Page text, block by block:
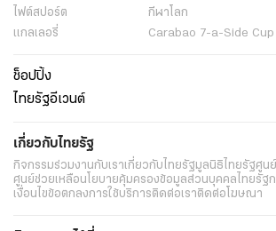
ไฟต์สปอร์ต
กีฬาโลก
แกลเลอรี่
Carabao 7-a-Side Cup
ช็อปปิ้ง
ไทยรัฐอีเวนต์
เกี่ยวกับไทยรัฐ
กิจกรรมร่วมงานกับเราเกี่ยวกับไทยรัฐมูลนิธิไทยรัฐศูน
ศูนย์ช่วยเหลือนโยบายคุ้มครองข้อมูลส่วนบุคคลไทยรัฐ
เงื่อนไขข้อตกลงการใช้บริการติดต่อเราติดต่อโฆษณา